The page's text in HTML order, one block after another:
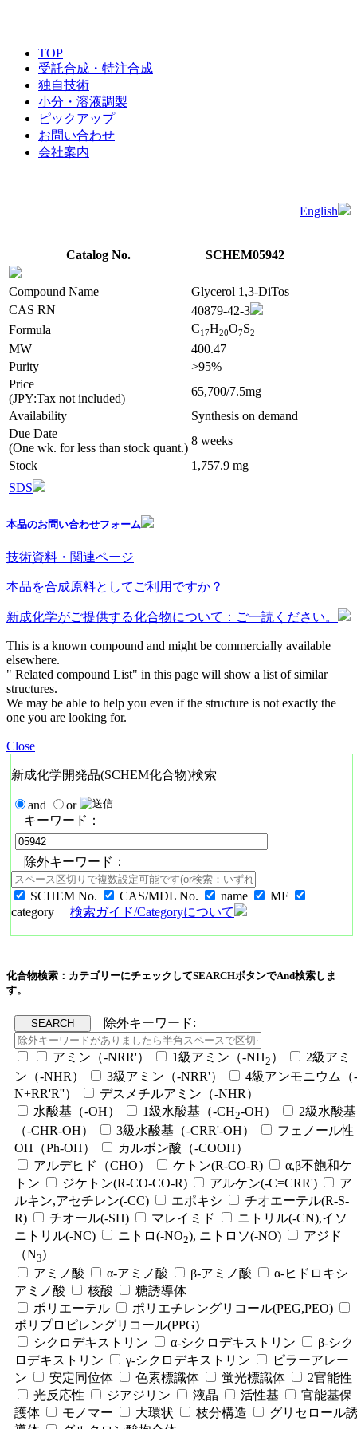
TOP
受託合成・特注合成
独自技術
小分・溶液調製
ピックアップ
お問い合わせ
会社案内
English
Catalog No. SCHEM05942
Compound Name
Glycerol 1,3-DiTos
CAS RN
40879-42-3
Formula
C17H20O7S2
MW
400.47
Purity
>95%
Price
(JPY:Tax not included)
65,700/7.5mg
Availability
Synthesis on demand
Due Date
(One wk. for less than stock quant.)
8 weeks
Stock
1,757.9 mg
SDS
本品のお問い合わせフォーム
技術資料・関連ページ
本品を合成原料としてご利用ですか？
新成化学がご提供する化合物について：ご一読ください。
This is a known compound and might be commercially available
elsewhere.
" Related compound List" in this page will show a list of similar
structures.
We may be able to help you even if the structure is not exactly the
one you are looking for.
Close
新成化学開発品(SCHEM化合物)検索
and
or
キーワード：
除外キーワード：
SCHEM No. CAS/MDL No. name
MF
category
検索ガイド/Categoryについて
化合物検索：カテゴリーにチェックしてSEARCHボタンでAnd検索しま
す。
除外キーワード:
アミン（-NRR'） 1級アミン（-NH2 ）
2級アミ
ン（-NHR）
3級アミン（-NRR'）
4級アンモニウム（-
N+RR'R''）
デスメチルアミン（-NHR）
水酸基（-OH）
1級水酸基（-CH2-OH）
2級水酸基
（-CHR-OH）
3級水酸基（-CRR'-OH）
フェノール性
OH（Ph-OH）
カルボン酸（-COOH）
アルデヒド（CHO）
ケトン(R-CO-R)
α,β不飽和ケ
トン
ジケトン(R-CO-CO-R) アルケン(-C=CRR')
ア
ルキン,アセチレン(-CC)
エポキシ
チオエーテル(R-S-
R)
チオール(-SH) マレイミド
ニトリル(-CN),イソ
ニトリル(-NC)
ニトロ(-NO2), ニトロソ(-NO)
アジド
（N3)
アミノ酸
α-アミノ酸 β-アミノ酸
α-ヒドロキシ
アミノ酸
核酸
糖誘導体
ポリエーテル
ポリエチレングリコール(PEG,PEO)
ポリプロピレングリコール(PPG)
シクロデキストリン
α-シクロデキストリン
β-シク
ロデキストリン
γ-シクロデキストリン
ピラーアレー
ン
安定同位体 色素標識体 蛍光標識体
2官能性
光反応性
ジアジリン 液晶 活性基
官能基保
護体
モノマー 大環状 枝分構造
グリセロール